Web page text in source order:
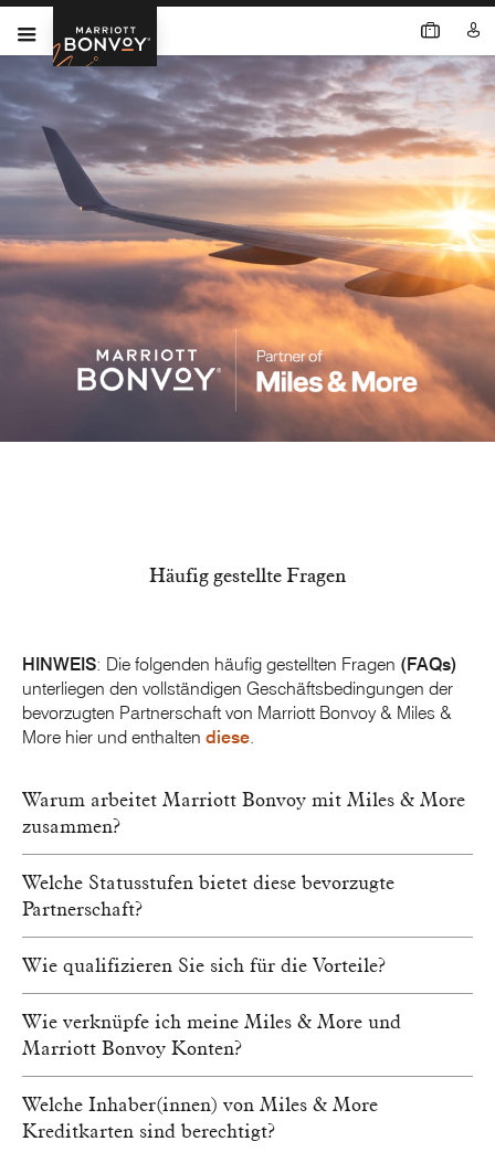
Häufig gestellte Fragen
HINWEIS: Die folgenden häufig gestellten Fragen (FAQs)
unterliegen den vollständigen Geschäftsbedingungen der
bevorzugten Partnerschaft von Marriott Bonvoy & Miles &
More hier und enthalten diese.
Warum arbeitet Marriott Bonvoy mit Miles & More
zusammen?
Welche Statusstufen bietet diese bevorzugte
Partnerschaft?
Wie qualifizieren Sie sich für die Vorteile?
Wie verknüpfe ich meine Miles & More und
Marriott Bonvoy Konten?
Welche Inhaber(innen) von Miles & More
Kreditkarten sind berechtigt?